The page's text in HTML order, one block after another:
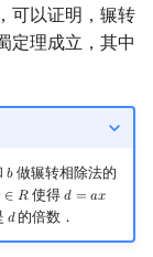
可以证明，辗转
定理成立，其中
𝑏
b做辗转相除法的
∈ 𝑅
R 使得𝑑 = 𝑎𝑥
d =a x+b
𝑑
d的倍数．